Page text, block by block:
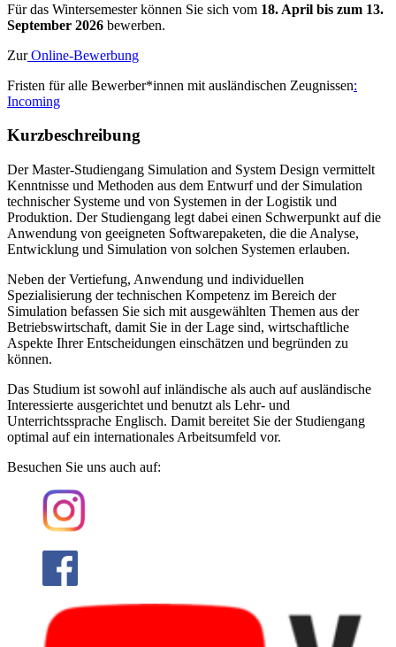
Für das Wintersemester können Sie sich vom 18. April bis zum 13.
September 2026 bewerben.
ZurOnline-Bewerbung
Fristen für alle Bewerber*innen mit ausländischen Zeugnissen:
Incoming
Kurz­be­schrei­bung
Der Master-Studiengang Simulation and System Design vermittelt
Kenntnisse und Methoden aus dem Entwurf und der Simulation
technischer Systeme und von Systemen in der Logistik und
Produktion. Der Studiengang legt dabei einen Schwerpunkt auf die
Anwendung von geeigneten Softwarepaketen, die die Analyse,
Entwicklung und Simulation von solchen Systemen erlauben.
Neben der Vertiefung, Anwendung und individuellen
Spezialisierung der technischen Kompetenz im Bereich der
Simulation befassen Sie sich mit ausgewählten Themen aus der
Betriebswirtschaft, damit Sie in der Lage sind, wirtschaftliche
Aspekte Ihrer Entscheidungen einschätzen und begründen zu
können.
Das Studium ist sowohl auf inländische als auch auf ausländische
Interessierte ausgerichtet und benutzt als Lehr- und
Unterrichtssprache Englisch. Damit bereitet Sie der Studiengang
optimal auf ein internationales Arbeitsumfeld vor.
Besuchen Sie uns auch auf: